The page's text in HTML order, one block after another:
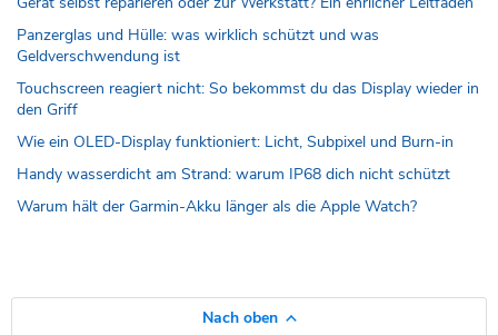
Panzerglas und Hülle: was wirklich schützt und was
Geldverschwendung ist
Touchscreen reagiert nicht: So bekommst du das Display wieder in
den Griff
Wie ein OLED-Display funktioniert: Licht, Subpixel und Burn-in
Handy wasserdicht am Strand: warum IP68 dich nicht schützt
Warum hält der Garmin-Akku länger als die Apple Watch?
Nach oben